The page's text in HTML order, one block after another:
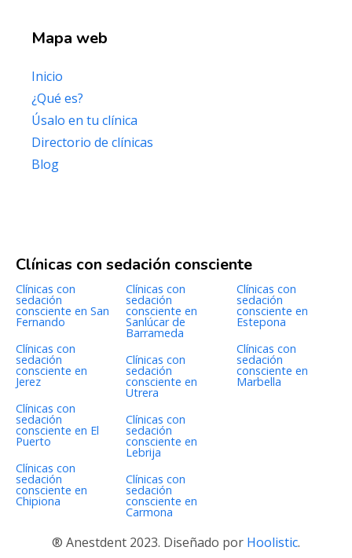
Mapa web
Inicio
¿Qué es?
Úsalo en tu clínica
Directorio de clínicas
Blog
Clínicas con sedación consciente
Clínicas con
sedación
consciente en San
Fernando
Clínicas con
sedación
consciente en
Jerez
Clínicas con
sedación
consciente en El
Puerto
Clínicas con
sedación
consciente en
Chipiona
Clínicas con
sedación
consciente en
Sanlúcar de
Barrameda
Clínicas con
sedación
consciente en
Utrera
Clínicas con
sedación
consciente en
Lebrija
Clínicas con
sedación
consciente en
Carmona
Clínicas con
sedación
consciente en
Estepona
Clínicas con
sedación
consciente en
Marbella
® Anestdent 2023. Diseñado por Hoolistic.